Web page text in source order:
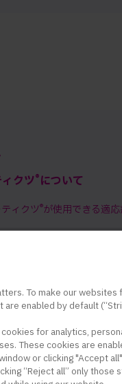
クツ®について
ィクツ®が使用できる適
To make our
are enabled by default
for analytics,
These cookies are
or clicking "Accept
“Reject all” only those